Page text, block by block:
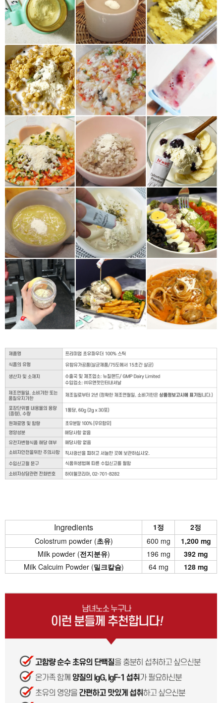
Ingredients 1정
2정
Colostrum powder (초유) 600 mg
1,200 mg
Milk powder (전지분유) 196 mg
392 mg
Milk Calcuim Powder (밀크칼슘) 64 mg 128 mg